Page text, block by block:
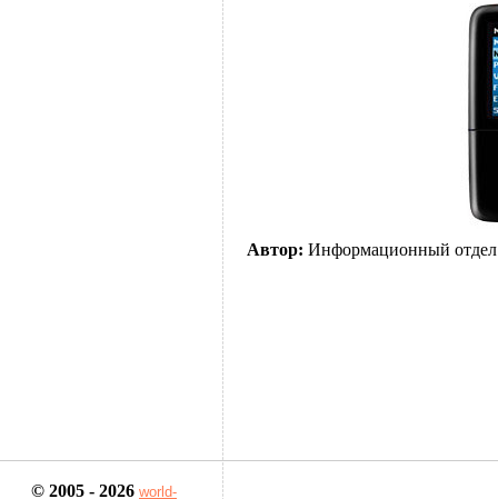
Автор: Информационный отдел
© 2005 - 2026 world-